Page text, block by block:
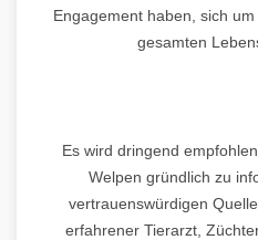
Engagement haben, sich
gesamten
Es wird dringend
Welpen gründlich zu
vertrauenswürdigen
erfahrener Tierarzt,